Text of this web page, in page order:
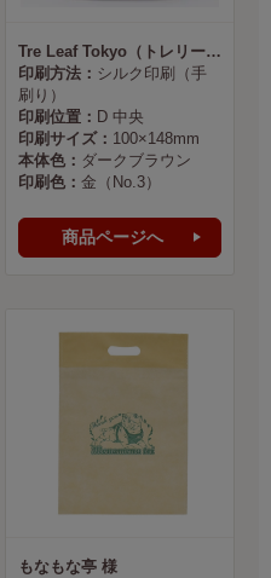
Tre Leaf Tokyo（トレリーフ東京） 様
印刷方法： シルク印刷（手
刷り）
印刷位置： D 中央
印刷サイズ： 100×148mm
本体色： ダークブラウン
印刷色： 金（No.3）
商品ページへ
もなもな亭 様